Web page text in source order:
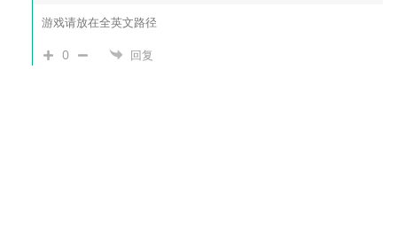
游戏请放在全英文路径
0 回复